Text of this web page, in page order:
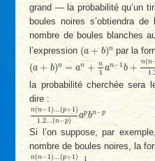
grand — la probabilité qu’un
boules noires s’obtiendra
nombre de boules blanches
l’expression (a + b)n
(a +b )n par la
(a + b)n = an + n
1 an−1b + n(n
1.
(a+b an +n1 a n − b + ( n−1 )
la probabilité cherchée sera
dire :
n(n−1)...(p+1)
1.2...(n−p)
apbn−p
n(n−1 ...( p+1 . 2... n −p b
Si l’on suppose, par
nombre de boules noires, la
n(n−1)...(p+1)
1
n(n −1 )...( p+ 1 )1.2...( −p )1 n